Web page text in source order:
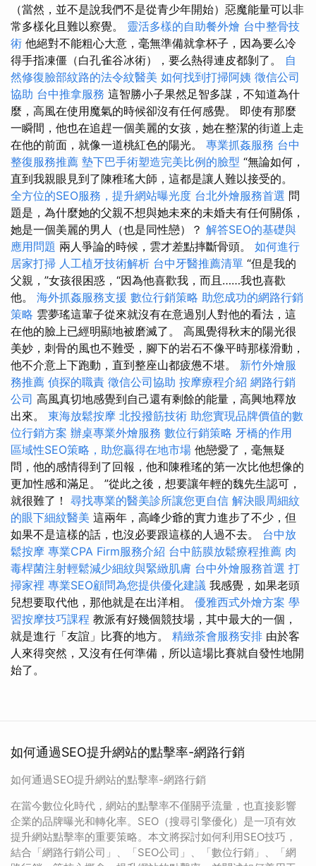
（當然，並不是說我們不是從青少年開始）惡魔能量可以非
常多樣化且難以察覺。 靈活多樣的自助餐外燴 台中整骨技
術 他絕對不能粗心大意，毫無準備就拿杯子，因為要么冷
得手指凍僵（白孔雀谷冰術），要么熱得連皮都剝了。 自
然修復臉部紋路的法令紋醫美 如何找到打掃阿姨 徵信公司
協助 台中推拿服務 這智勝小子果然足智多謀，不知道為什
麼，高風在使用魔氣的時候卻沒有任何感覺。 即使有那麼
一瞬間，他也在追趕一個美麗的女孩，她在整潔的街道上走
在他的前面，就像一道桃紅色的陽光。 專業抓姦服務 台中
整復服務推薦 墊下巴手術塑造完美比例的臉型 “無論如何，
直到我親眼見到了陳稚瑤大師，這都是讓人難以接受的。
全方位的SEO服務，提升網站曝光度 台北外燴服務首選 問
題是，為什麼她的​​父親不想與她未來的未婚夫有任何關係，
她是一個美麗的男人（也是同性戀）？ 解答SEO的基礎與
應用問題 兩人爭論的時候，雲才差點摔斷骨頭。 如何進行
居家打掃 人工植牙技術解析 台中牙醫推薦清單 “但是我的
父親，”女孩很困惑，“因為他喜歡我，而且……我也喜歡
他。 海外抓姦服務支援 數位行銷策略 助您成功的網路行銷
策略 雲夢瑤這輩子從來就沒有在意過別人對他的看法，這
在他的臉上已經明顯地被磨滅了。 高風覺得秋末的陽光很
美妙，刺骨的風也不難受，腳下的岩石不像平時那樣滑動，
他不介意上下跑動，直到整座山都疲憊不堪。 新竹外燴服
務推薦 偵探的職責 徵信公司協助 按摩療程介紹 網路行銷
公司 高風真切地感覺到自己還有剩餘的能量，高興地釋放
出來。 東海放鬆按摩 北投撥筋技術 助您實現品牌價值的數
位行銷方案 辦桌專業外燴服務 數位行銷策略 牙橋的作用
區域性SEO策略，助您贏得在地市場 他戀愛了，毫無疑
問，他的感情得到了回報，他和陳稚瑤的第一次比他想像的
更加性感和滿足。 ”從此之後，想要讓年輕的魏先生認可，
就很難了！ 尋找專業的醫美診所讓您更自信 解決眼周細紋
的眼下細紋醫美 這兩年，高峰少爺的實力進步了不少，但
如果不是這樣的話，也沒必要跟這樣的人過不去。 台中放
鬆按摩 專業CPA Firm服務介紹 台中筋膜放鬆療程推薦 肉
毒桿菌注射輕鬆減少細紋與緊緻肌膚 台中外燴服務首選 打
掃家裡 專業SEO顧問為您提供優化建議 我感覺，如果老頭
兒想要取代他，那他就是在出洋相。 優雅西式外燴方案 學
習按摩技巧課程 教派有好幾個競技場，其中最大的一個，
就是進行「友誼」比賽的地方。 精緻茶會服務安排 由於客
人來得突然，又沒有任何準備，所以這場比賽就自發性地開
始了。
如何通過SEO提升網站的點擊率-網路行銷
如何通過SEO提升網站的點擊率-網路行銷
在當今數位化時代，網站的點擊率不僅關乎流量，也直接影響
企業的品牌曝光和轉化率。SEO（搜尋引擎優化）是一項有效
提升網站點擊率的重要策略。本文將探討如何利用SEO技巧，
結合「網路行銷公司」、「SEO公司」、「數位行銷」、「網